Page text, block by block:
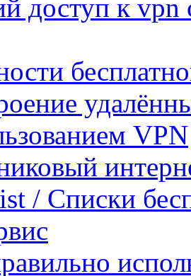
доступ к vpn
VPN
/ Списки